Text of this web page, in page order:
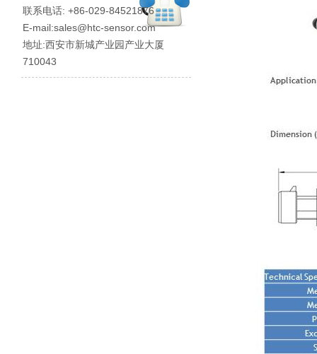
联系电话: +86-029-84521876
E-mail:sales@htc-sensor.com
地址:西安市新城产业园产业大厦
710043